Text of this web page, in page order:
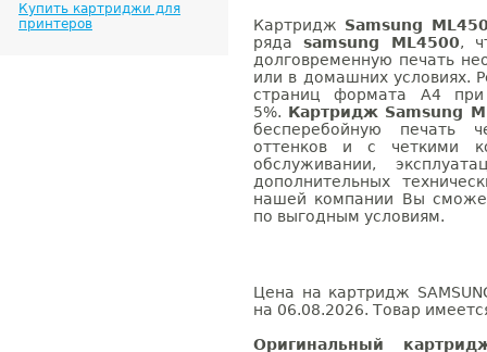
Купить картриджи для
принтеров
Картридж Samsung
ряда samsung ML4500,
долговременную печать
или в домашних условиях.
страниц формата А4
5%. Картридж Samsung
бесперебойную печать
оттенков и с четкими
обслуживании,
дополнительных
нашей компании Вы
по выгодным условиям.
Цена на картридж
на 06.08.2026. Товар
Оригинальный